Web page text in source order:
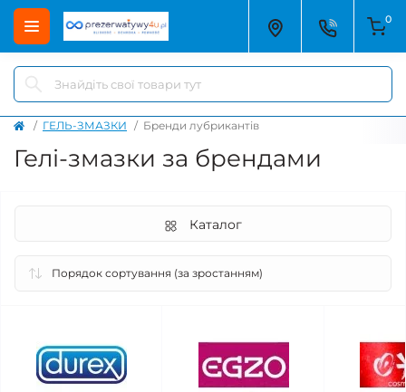
0
ГЕЛЬ-ЗМАЗКИ Бренди лубрикантів
Гелі-змазки за брендами
Каталог